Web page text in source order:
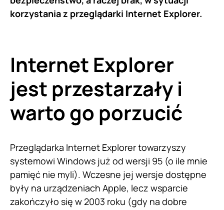
korzystania z przeglądarki Internet Explorer.
Internet Explorer
jest przestarzały i
warto go porzucić
Przeglądarka Internet Explorer towarzyszy
systemowi Windows już od wersji 95 (o ile mnie
pamięć nie myli). Wczesne jej wersje dostępne
były na urządzeniach Apple, lecz wsparcie
zakończyło się w 2003 roku (gdy na dobre